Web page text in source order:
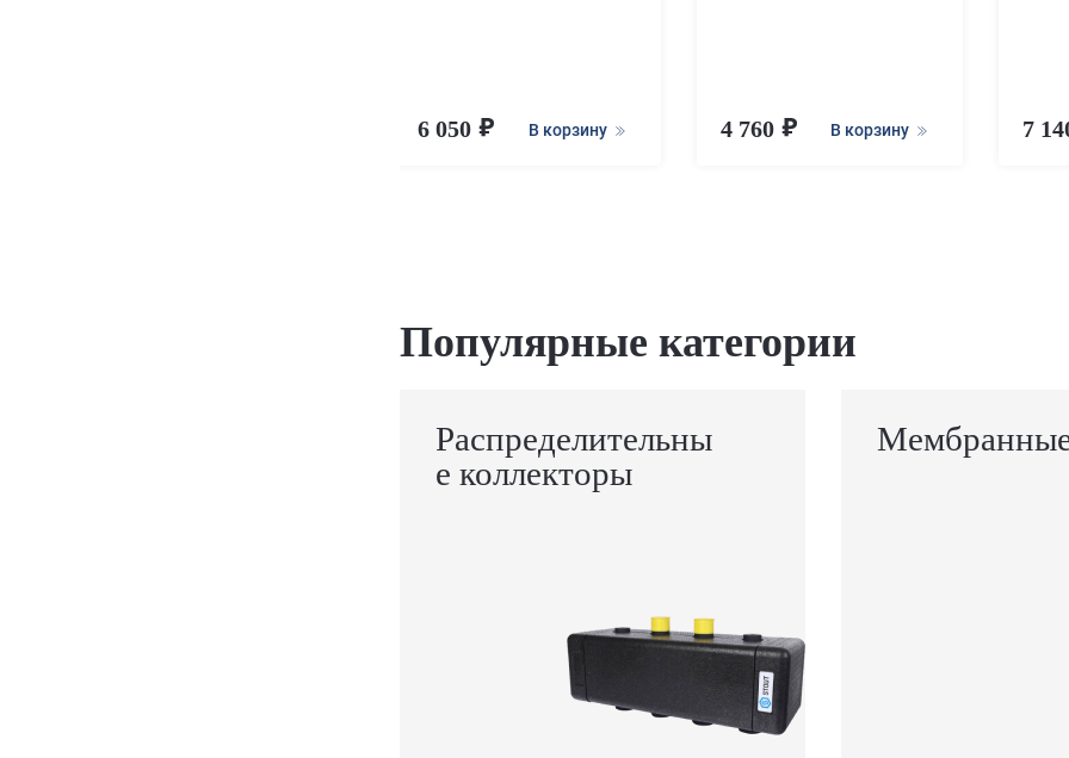
6 050 В корзину 4 760 В корзину 7
Популярные категории
Распределительны
е коллекторы